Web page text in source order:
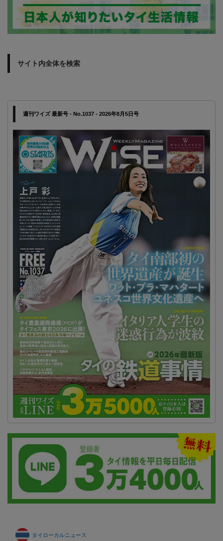
サイト内全体を検索
週刊ワイズ 最新号 - No.1037 - 2026年8月5日号
タイローカルニュース